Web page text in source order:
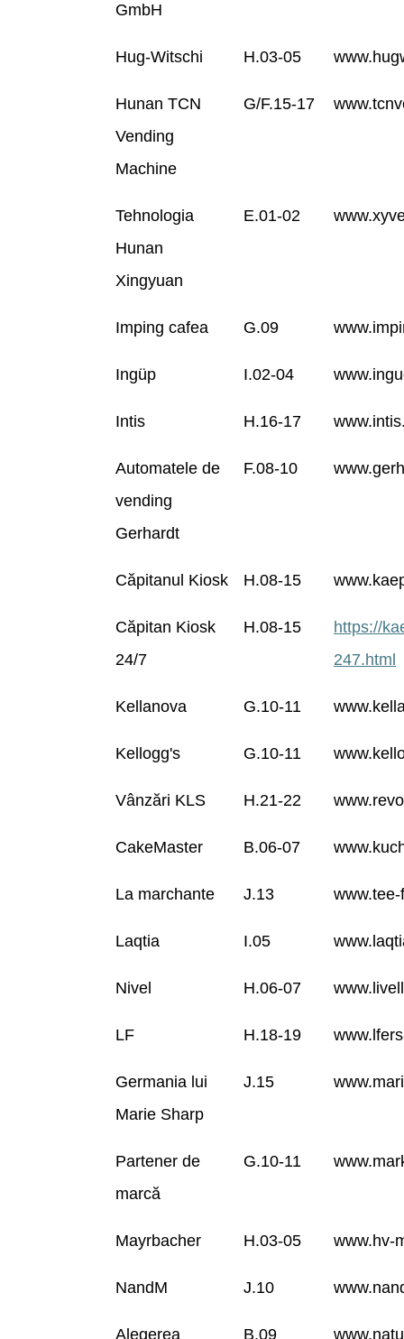
GmbH
Hug-Witschi H.03-05
Hunan TCN
Vending
Machine
G/F.15-17
Tehnologia
Hunan
Xingyuan
E.01-02
Imping cafea G.09
Ingüp I.02-04
Intis H.16-17
Automatele de
vending
Gerhardt
F.08-10
Căpitanul Kiosk H.08-15
Căpitan Kiosk
24/7
H.08-15
https://
247.html
Kellanova G.10-11
Kellogg's G.10-11
Vânzări KLS H.21-22
CakeMaster B.06-07
La marchante J.13
Laqtia I.05
Nivel H.06-07
LF H.18-19
Germania lui
Marie Sharp
J.15
Partener de
marcă
G.10-11
Mayrbacher H.03-05 www.hv-
NandM J.10
Alegerea B.09